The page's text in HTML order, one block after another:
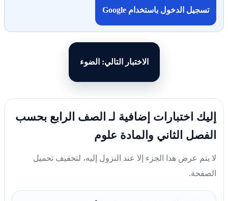
تسجيل الدخول باستخدام Google
الاختبار التالي: الضوء
إليك اختبارات إضافية لـ الصف الرابع بحسب
الفصل الثاني والمادة علوم
لا يتم عرض هذا الجزء إلا عند النزول إليه، لتخفيف تحميل
الصفحة.